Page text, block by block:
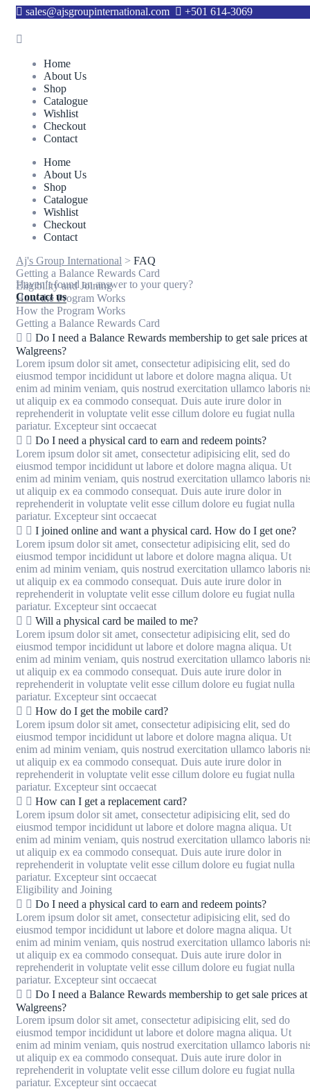
sales@ajsgroupinternational.com +501 614-3069
Home
About Us
Shop
Catalogue
Wishlist
Checkout
Contact
Home
About Us
Shop
Catalogue
Wishlist
Checkout
Contact
Aj's Group International > FAQ
Getting a Balance Rewards Card
Eligibility and Joining
How the Program Works
How the Program Works
Getting a Balance Rewards Card
Do I need a Balance Rewards membership to get sale prices at
Walgreens?
Lorem ipsum dolor sit amet, consectetur adipisicing elit, sed do
eiusmod tempor incididunt ut labore et dolore magna aliqua. Ut
enim ad minim veniam, quis nostrud exercitation ullamco laboris
ut aliquip ex ea commodo consequat. Duis aute irure dolor in
reprehenderit in voluptate velit esse cillum dolore eu fugiat nulla
pariatur. Excepteur sint occaecat
Do I need a physical card to earn and redeem points?
Lorem ipsum dolor sit amet, consectetur adipisicing elit, sed do
eiusmod tempor incididunt ut labore et dolore magna aliqua. Ut
enim ad minim veniam, quis nostrud exercitation ullamco laboris
ut aliquip ex ea commodo consequat. Duis aute irure dolor in
reprehenderit in voluptate velit esse cillum dolore eu fugiat nulla
pariatur. Excepteur sint occaecat
I joined online and want a physical card. How do I get one?
Lorem ipsum dolor sit amet, consectetur adipisicing elit, sed do
eiusmod tempor incididunt ut labore et dolore magna aliqua. Ut
enim ad minim veniam, quis nostrud exercitation ullamco laboris
ut aliquip ex ea commodo consequat. Duis aute irure dolor in
reprehenderit in voluptate velit esse cillum dolore eu fugiat nulla
pariatur. Excepteur sint occaecat
Will a physical card be mailed to me?
Lorem ipsum dolor sit amet, consectetur adipisicing elit, sed do
eiusmod tempor incididunt ut labore et dolore magna aliqua. Ut
enim ad minim veniam, quis nostrud exercitation ullamco laboris
ut aliquip ex ea commodo consequat. Duis aute irure dolor in
reprehenderit in voluptate velit esse cillum dolore eu fugiat nulla
pariatur. Excepteur sint occaecat
How do I get the mobile card?
Lorem ipsum dolor sit amet, consectetur adipisicing elit, sed do
eiusmod tempor incididunt ut labore et dolore magna aliqua. Ut
enim ad minim veniam, quis nostrud exercitation ullamco laboris
ut aliquip ex ea commodo consequat. Duis aute irure dolor in
reprehenderit in voluptate velit esse cillum dolore eu fugiat nulla
pariatur. Excepteur sint occaecat
How can I get a replacement card?
Lorem ipsum dolor sit amet, consectetur adipisicing elit, sed do
eiusmod tempor incididunt ut labore et dolore magna aliqua. Ut
enim ad minim veniam, quis nostrud exercitation ullamco laboris
ut aliquip ex ea commodo consequat. Duis aute irure dolor in
reprehenderit in voluptate velit esse cillum dolore eu fugiat nulla
pariatur. Excepteur sint occaecat
Eligibility and Joining
Do I need a physical card to earn and redeem points?
Lorem ipsum dolor sit amet, consectetur adipisicing elit, sed do
eiusmod tempor incididunt ut labore et dolore magna aliqua. Ut
enim ad minim veniam, quis nostrud exercitation ullamco laboris
ut aliquip ex ea commodo consequat. Duis aute irure dolor in
reprehenderit in voluptate velit esse cillum dolore eu fugiat nulla
pariatur. Excepteur sint occaecat
Do I need a Balance Rewards membership to get sale prices at
Walgreens?
Lorem ipsum dolor sit amet, consectetur adipisicing elit, sed do
eiusmod tempor incididunt ut labore et dolore magna aliqua. Ut
enim ad minim veniam, quis nostrud exercitation ullamco laboris
ut aliquip ex ea commodo consequat. Duis aute irure dolor in
reprehenderit in voluptate velit esse cillum dolore eu fugiat nulla
pariatur. Excepteur sint occaecat
Haven’t found an answer to your query?
Contact us